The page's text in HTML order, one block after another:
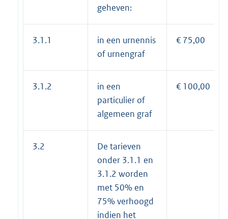
geheven:
3.1.1
in een urnennis
of urnengraf
€ 75,00
3.1.2
in een
particulier of
algemeen graf
€ 100,00
3.2
De tarieven
onder 3.1.1 en
3.1.2 worden
met 50% en
75% verhoogd
indien het